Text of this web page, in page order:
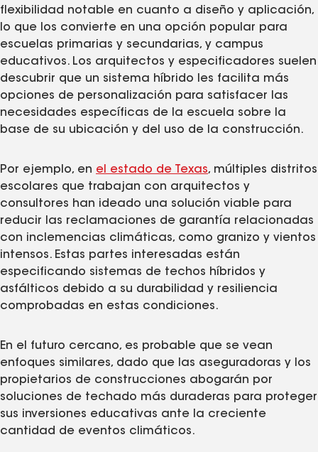
flexibilidad notable en cuanto a diseño y aplicación,
lo que los convierte en una opción popular para
escuelas primarias y secundarias, y campus
educativos. Los arquitectos y especificadores suelen
descubrir que un sistema híbrido les facilita más
opciones de personalización para satisfacer las
necesidades específicas de la escuela sobre la
base de su ubicación y del uso de la construcción.
Por ejemplo, en el estado de Texas, múltiples distritos
escolares que trabajan con arquitectos y
consultores han ideado una solución viable para
reducir las reclamaciones de garantía relacionadas
con inclemencias climáticas, como granizo y vientos
intensos. Estas partes interesadas están
especificando sistemas de techos híbridos y
asfálticos debido a su durabilidad y resiliencia
comprobadas en estas condiciones.
En el futuro cercano, es probable que se vean
enfoques similares, dado que las aseguradoras y los
propietarios de construcciones abogarán por
soluciones de techado más duraderas para proteger
sus inversiones educativas ante la creciente
cantidad de eventos climáticos.